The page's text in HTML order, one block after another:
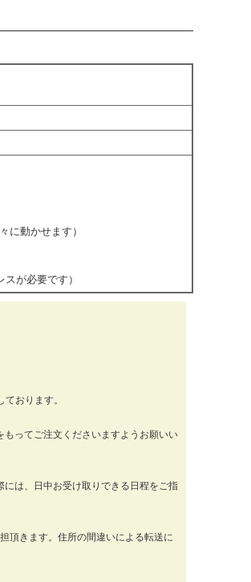
に動かせます）
が必要です）
おります。
ってご注文くださいますようお願いい
は、日中お受け取りできる日程をご指
頂きます。住所の間違いによる転送に